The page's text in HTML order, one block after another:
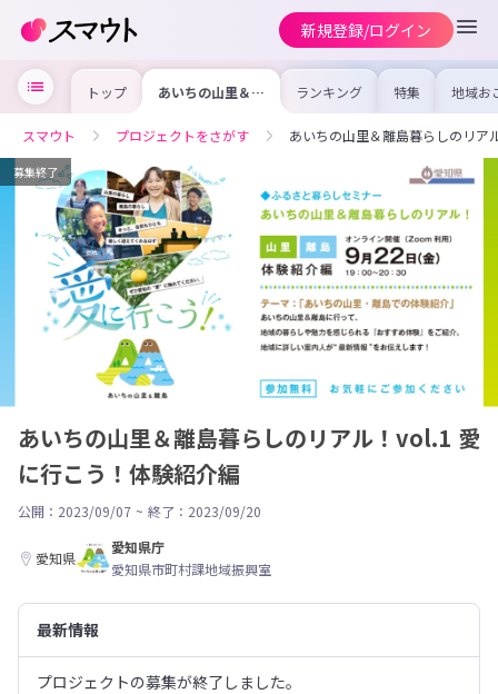
新規登録/ログイン
トップ あいちの山里＆離
島暮らしのリア
こう！体験紹介編
ランキング 特集 地域お
の求
を集め
事内容
を比較
合っ
けよう
スマウト プロジェクトをさがす あいちの山里＆離島暮らしのリ
募集終了
あいちの山里＆離島暮らしのリアル！vol.1 愛
に行こう！体験紹介編
公開：2023/09/07 ~ 終了：2023/09/20
愛知県
愛知県庁
愛知県市町村課地域振興室
最新情報
プロジェクトの募集が終了しました。